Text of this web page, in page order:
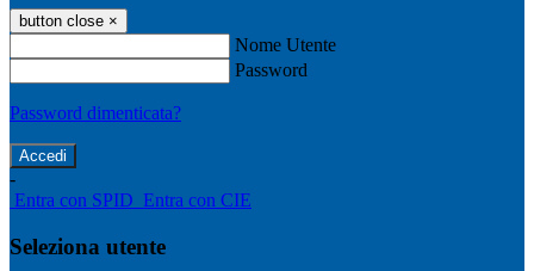
button close ×
Nome Utente
Password
Password dimenticata?
-
Entra con SPID Entra con CIE
Seleziona utente